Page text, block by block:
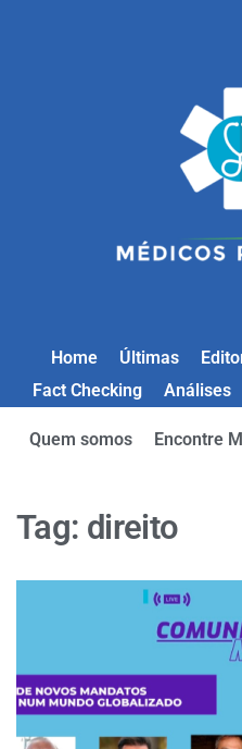
Home Últimas
Fact Checking
Análises
Quem somos Encontre
Tag: direito